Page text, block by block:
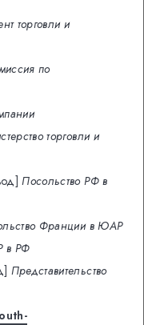
торговли и
по
торговли и
Посольство РФ в
Франции в ЮАР
в РФ
Представительство